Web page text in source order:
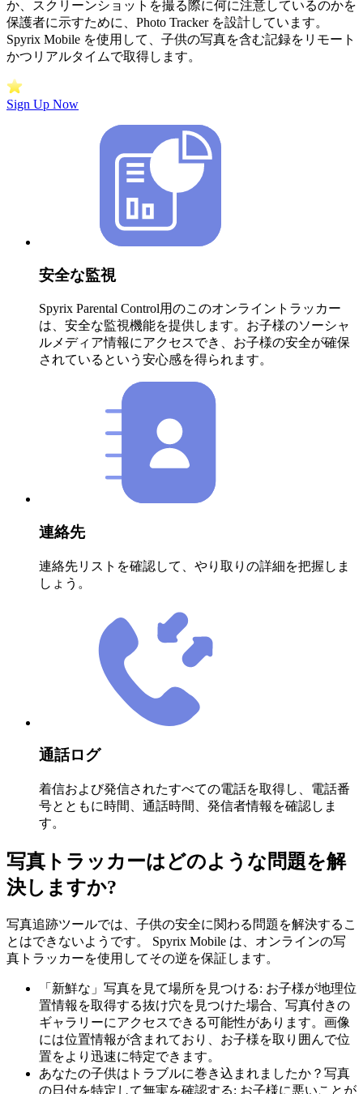
か、スクリーンショットを撮る際に何に注意しているのかを
保護者に示すために、Photo Tracker を設計しています。
Spyrix Mobile を使用して、子供の写真を含む記録をリモート
かつリアルタイムで取得します。
Sign Up Now
安全な監視
Spyrix Parental Control用のこのオンライントラッカー
は、安全な監視機能を提供します。お子様のソーシャ
ルメディア情報にアクセスでき、お子様の安全が確保
されているという安心感を得られます。
連絡先
連絡先リストを確認して、やり取りの詳細を把握しま
しょう。
通話ログ
着信および発信されたすべての電話を取得し、電話番
号とともに時間、通話時間、発信者情報を確認しま
す。
写真トラッカーはどのような問題を解
決しますか?
写真追跡ツールでは、子供の安全に関わる問題を解決するこ
とはできないようです。 Spyrix Mobile は、オンラインの写
真トラッカーを使用してその逆を保証します。
「新鮮な」写真を見て場所を見つける: お子様が地理位
置情報を取得する抜け穴を見つけた場合、写真付きの
ギャラリーにアクセスできる可能性があります。画像
には位置情報が含まれており、お子様を取り囲んで位
置をより迅速に特定できます。
あなたの子供はトラブルに巻き込まれましたか？写真
の日付を特定して無実を確認する: お子様に悪いことが